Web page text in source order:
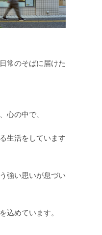
常のそばに届けた
心の中で、
生活をしています
強い思いが息づい
込めています。